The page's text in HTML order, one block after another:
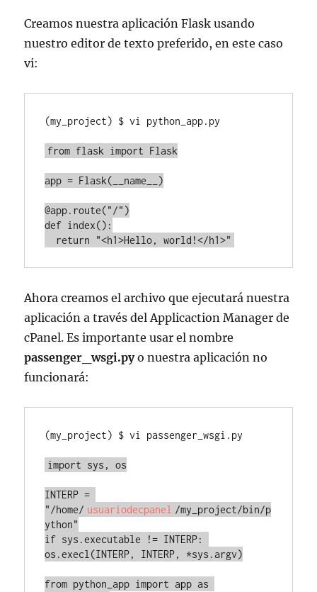
Creamos nuestra aplicación Flask usando
nuestro editor de texto preferido, en este caso
vi:
(my_project) $ vi python_app.py
from flask import Flask
app = Flask(__name__)
@app.route("/")
def index():
  return "<h1>Hello, world!</h1>"
Ahora creamos el archivo que ejecutará nuestra
aplicación a través del Applicaction Manager de
cPanel. Es importante usar el nombre
passenger_wsgi.pyo nuestra aplicación no
funcionará:
(my_project) $ vi passenger_wsgi.py
import sys, os
INTERP =
"/home/ usuariodecpanel /my_project/bin/p
ython"
if sys.executable != INTERP:
os.execl(INTERP, INTERP, *sys.argv)
from python_app import app as